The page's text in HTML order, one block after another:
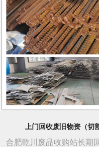
上门回收废旧物资（
合肥乾川废品收购站长期